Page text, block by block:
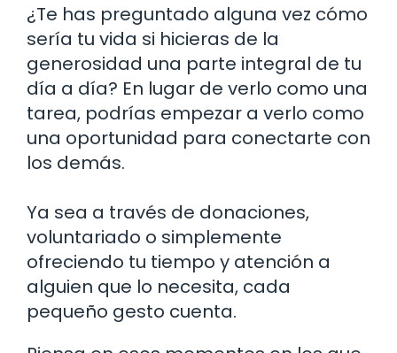
¿Te has preguntado alguna vez cómo
sería tu vida si hicieras de la
generosidad una parte integral de tu
día a día? En lugar de verlo como una
tarea, podrías empezar a verlo como
una oportunidad para conectarte con
los demás.
Ya sea a través de donaciones,
voluntariado o simplemente
ofreciendo tu tiempo y atención a
alguien que lo necesita, cada
pequeño gesto cuenta.